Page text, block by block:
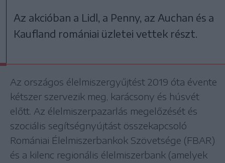
Az akcióban a Lidl, a Penny, az Auchan és a
Kaufland romániai üzletei vettek részt.
Az országos élelmiszergyűjtést 2019 óta évente
kétszer szervezik meg, karácsony és húsvét
előtt. Az élelmiszerpazarlás megelőzését és
szociális segítségnyújtást összekapcsoló
Romániai Élelmiszerbankok Szövetsége (FBAR)
és a kilenc regionális élelmiszerbank (amelyek